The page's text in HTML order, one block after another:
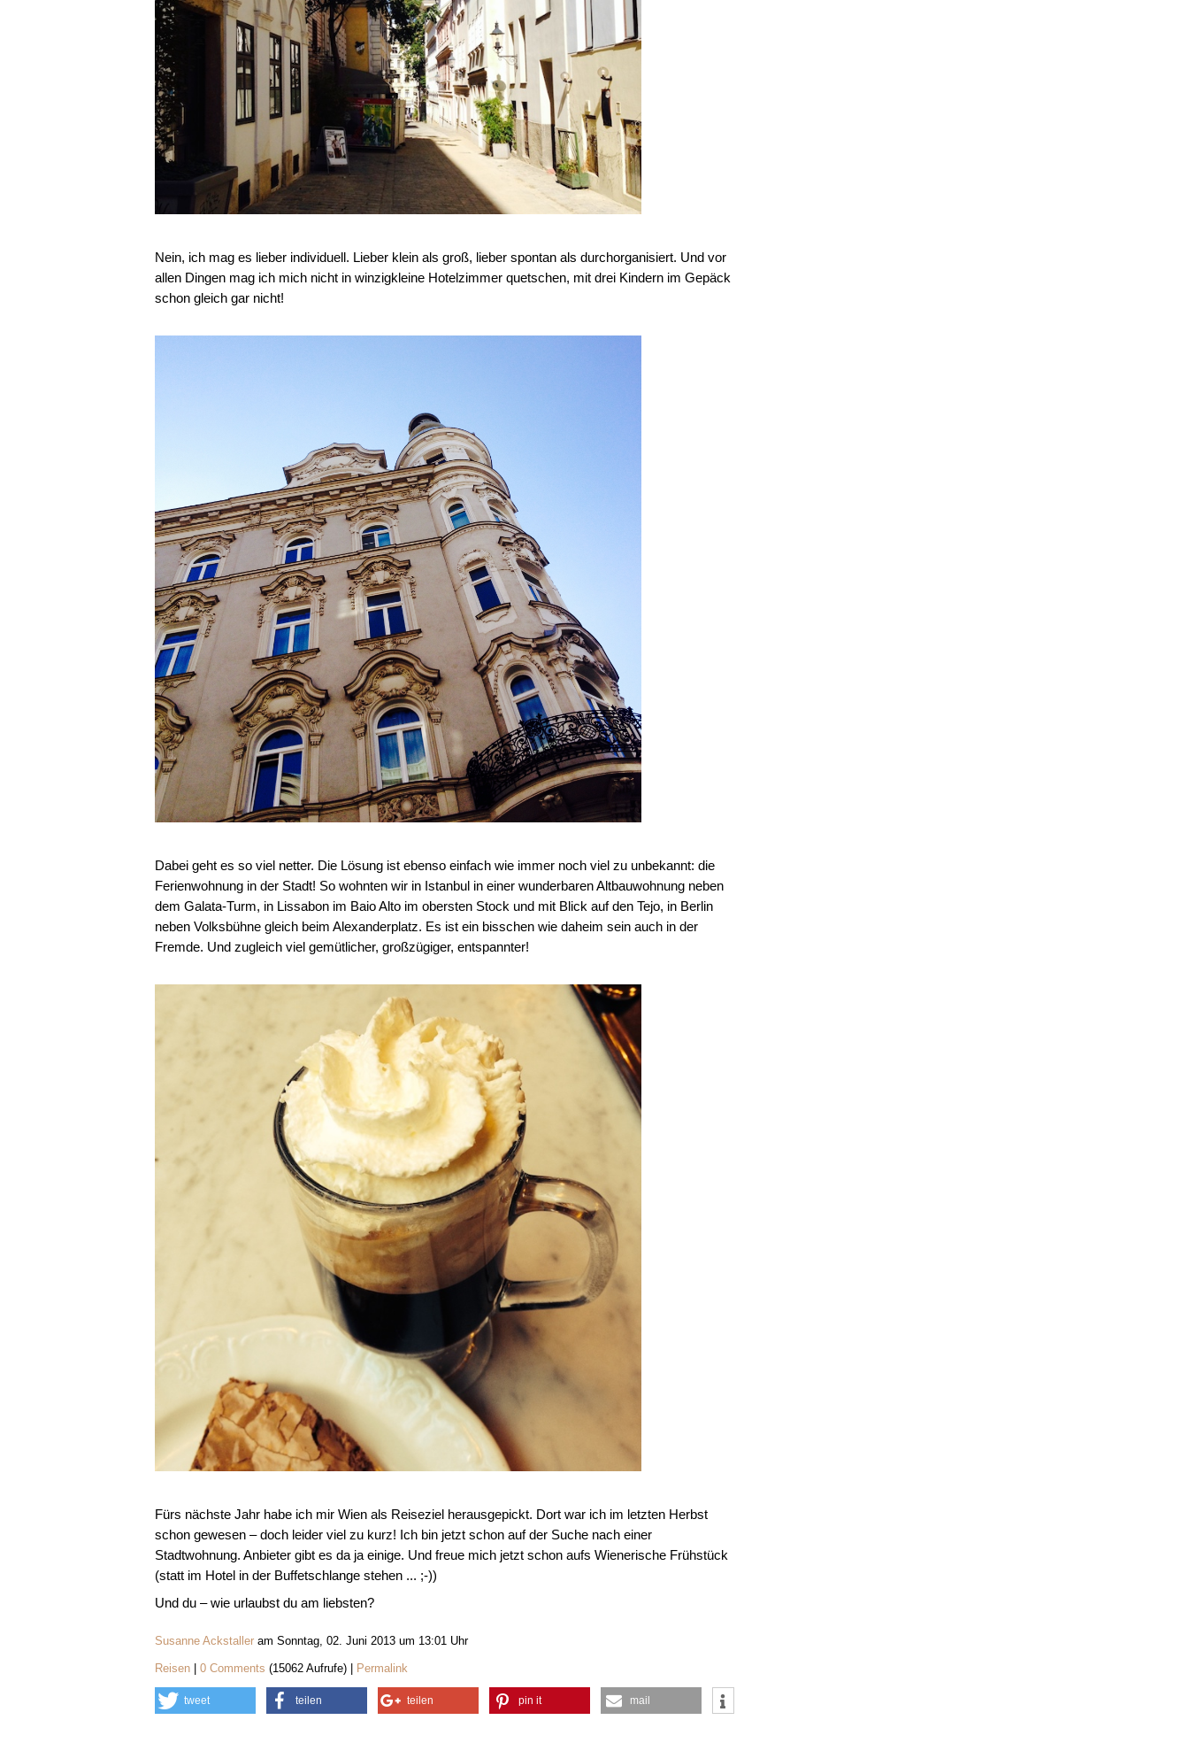
Nein, ich mag es lieber individuell. Lieber klein als groß, lieber spontan als durchorganisiert. Und vor
allen Dingen mag ich mich nicht in winzigkleine Hotelzimmer quetschen, mit drei Kindern im Gepäck
schon gleich gar nicht!
Dabei geht es so viel netter. Die Lösung ist ebenso einfach wie immer noch viel zu unbekannt: die
Ferienwohnung in der Stadt! So wohnten wir in Istanbul in einer wunderbaren Altbauwohnung neben
dem Galata-Turm, in Lissabon im Baio Alto im obersten Stock und mit Blick auf den Tejo, in Berlin
neben Volksbühne gleich beim Alexanderplatz. Es ist ein bisschen wie daheim sein auch in der
Fremde. Und zugleich viel gemütlicher, großzügiger, entspannter!
Fürs nächste Jahr habe ich mir Wien als Reiseziel herausgepickt. Dort war ich im letzten Herbst
schon gewesen – doch leider viel zu kurz! Ich bin jetzt schon auf der Suche nach einer
Stadtwohnung. Anbieter gibt es da ja einige. Und freue mich jetzt schon aufs Wienerische Frühstück
(statt im Hotel in der Buffetschlange stehen ... ;-))
Und du – wie urlaubst du am liebsten?
Susanne Ackstalleram Sonntag, 02. Juni 2013 um 13:01 Uhr
Reisen 0 Comments (15062 Aufrufe) | Permalink
tweet teilen teilen pin it mail